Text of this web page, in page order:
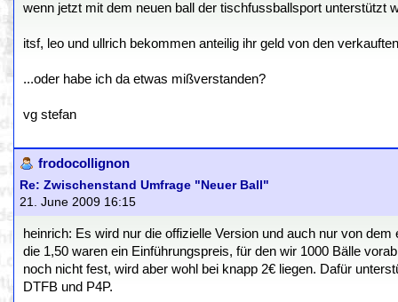
wenn jetzt mit dem neuen ball der tischfussballsport unterstützt
itsf, leo und ullrich bekommen anteilig ihr geld von den
...oder habe ich da etwas mißverstanden?
vg stefan
frodocollignon
Re: Zwischenstand Umfrage "Neuer Ball"
21. June 2009 16:15
heinrich: Es wird nur die offizielle Version und auch nur von
die 1,50 waren ein Einführungspreis, für den wir 1000 Bälle
noch nicht fest, wird aber wohl bei knapp 2€ liegen. Dafür
DTFB und P4P.